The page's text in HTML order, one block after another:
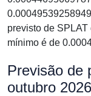
previsto de
mínimo é de
Previsão de
outubro 2026